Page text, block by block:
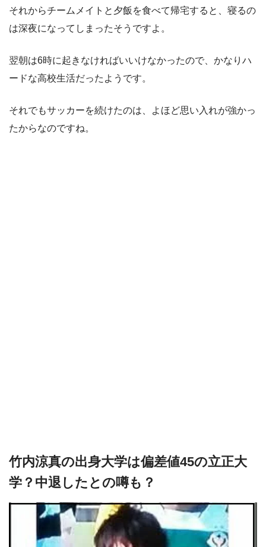
それからチームメイトと夕飯を食べて帰宅すると、寝るの
は深夜になってしまったそうですよ。
翌朝は6時に起きなければいいけなかったので、かなりハ
ードな高校生活だったようです。
それでもサッカーを続けたのは、よほど思い入れが強かっ
たからなのですね。
竹内涼真の出身大学は偏差値45の立正大
学？中退したとの噂も？